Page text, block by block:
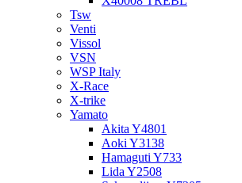
Tsw
Venti
Vissol
VSN
WSP Italy
X-Race
X-trike
Yamato
Akita Y4801
Aoki Y3138
Hamaguti Y733
Lida Y2508